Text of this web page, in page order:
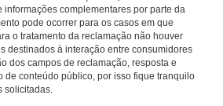
informações complementares por parte da
pode ocorrer para os casos em que
o tratamento da reclamação não houver
destinados à interação entre consumidores
dos campos de reclamação, resposta e
de conteúdo público, por isso fique tranquilo
solicitadas.